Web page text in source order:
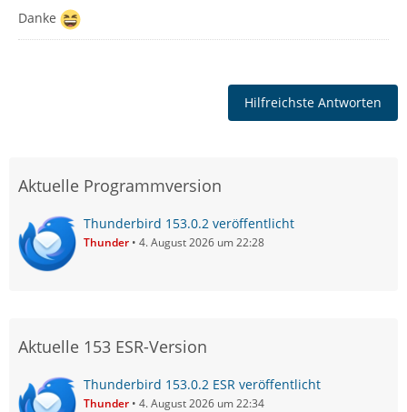
Danke
Hilfreichste Antworten
Aktuelle Programmversion
Thunderbird 153.0.2 veröffentlicht
Thunder 4. August 2026 um 22:28
Aktuelle 153 ESR-Version
Thunderbird 153.0.2 ESR veröffentlicht
Thunder 4. August 2026 um 22:34